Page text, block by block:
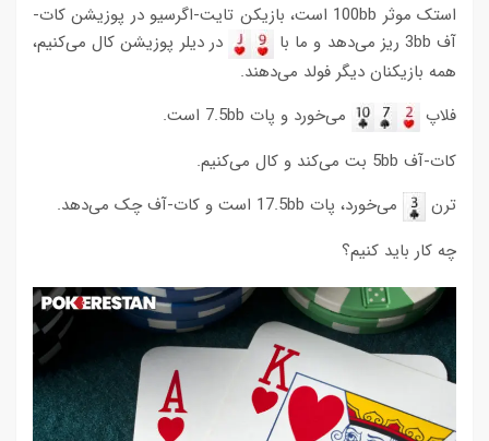
استک موثر 100bb است، بازیکن تایت-اگرسیو در پوزیشن کات-
آف 3bb ریز می‌دهد و ما با
در دیلر پوزیشن کال می‌کنیم،
همه بازیکنان دیگر فولد می‌دهند.
فلاپ
می‌خورد و پات 7.5bb است.
کات-آف 5bb بت می‌کند و کال می‌کنیم.
ترن
می‌خورد، پات 17.5bb است و کات-آف چک می‌دهد.
چه کار باید کنیم؟